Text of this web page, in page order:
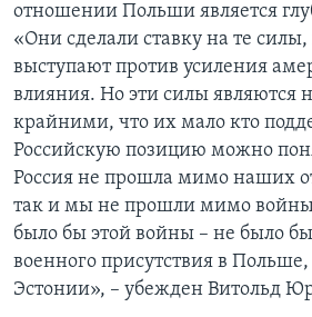
отношении Польши является
«Они сделали ставку на те
выступают против усиления
влияния. Но эти силы являются
крайними, что их мало кто
Российскую позицию можно
Россия не прошла мимо наших
так и мы не прошли мимо
было бы этой войны – не было
военного присутствия в
Эстонии», – убежден Витольд